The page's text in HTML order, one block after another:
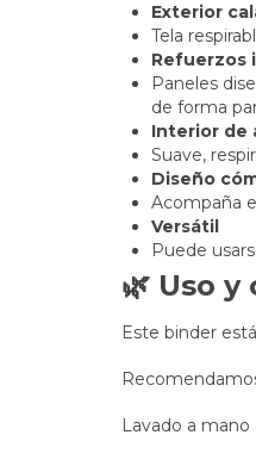
Exterior
Tela
Refuerzos
Paneles
de forma
Interior de
Suave,
Diseño
Acompaña
Versátil
Puede
🌿 Uso
Este binder
Lavado a